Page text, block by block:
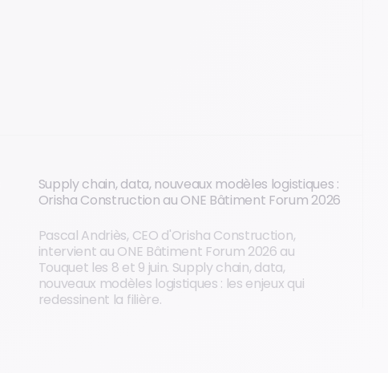
Supply chain, data, nouveaux modèles logistiques :
Orisha Construction au ONE Bâtiment Forum 2026
Pascal Andriès, CEO d'Orisha Construction,
intervient au ONE Bâtiment Forum 2026 au
Touquet les 8 et 9 juin. Supply chain, data,
nouveaux modèles logistiques : les enjeux qui
redessinent la filière.